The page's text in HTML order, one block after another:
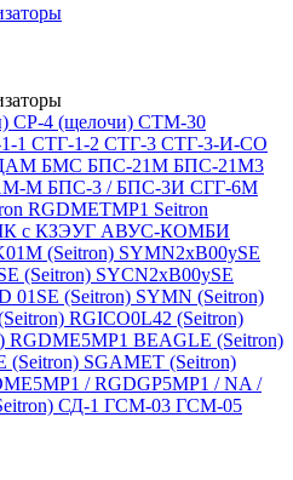
СР-4 (щелочи) СТМ-30
1 СТГ-1-2 СТГ-3 СТГ-3-И-CO
БМС БПС-21М БПС-21М3
М БПС-3 / БПС-3И СГГ-6М
RGDMETMP1 Seitron
с КЗЭУГ АВУС-КОМБИ
(Seitron) SYMN2хB00ySE
(Seitron) SYCN2xB00ySE
01SE (Seitron) SYMN (Seitron)
RGICO0L42 (Seitron)
RGDME5MP1 BEAGLE (Seitron)
(Seitron) SGAMET (Seitron)
/ RGDGP5MP1 / NA /
СД-1 ГСМ-03 ГСМ-05